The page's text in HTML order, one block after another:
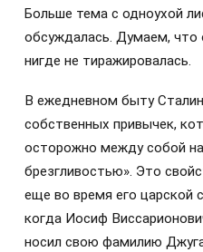
Больше тема с одноухой
обсуждалась. Думаем,
нигде не тиражировалась.
В ежедневном быту
собственных привычек,
осторожно между собой
брезгливостью». Это
еще во время его царской
когда Иосиф
носил свою фамилию